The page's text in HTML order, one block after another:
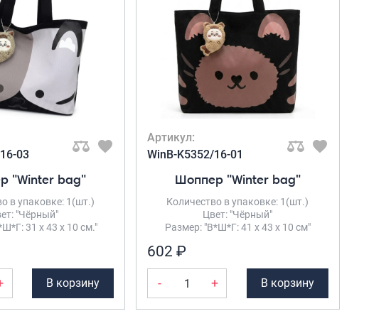
Кейсы и планшеты
Кейсы
Планшеты
Портпледы
Аксессуары
ЧЕХЛЫ ДЛЯ ЧЕМОДАНОВ
Мешки для обуви
Пеналы для школы
Новинки
Чемоданы оптом
Чемоданы на колесах
03
"Winter bag"
в упаковке: 1(шт.)
"Чёрный"
31 х 43 х 10 см."
В корзину
Артикул:
WinB-K5352/16-01
Шоппер "Winter bag"
Количество в упаковке: 1(шт.)
Цвет: "Чёрный"
Размер: "В*Ш*Г: 41 х 43 х 10 см"
602 ₽
- + В корзину